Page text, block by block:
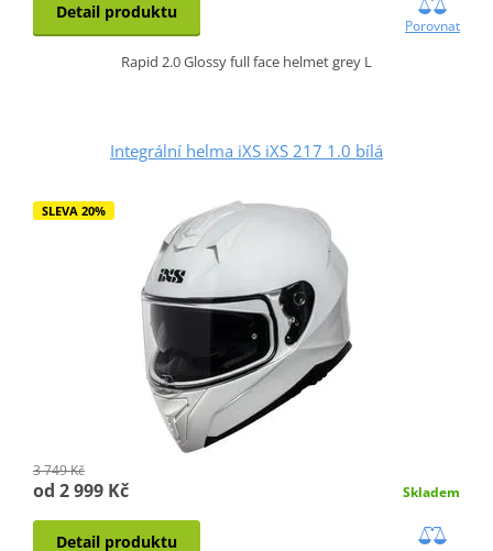
Detail produktu
Porovnat
Rapid 2.0 Glossy full face helmet grey L
Integrální helma iXS iXS 217 1.0 bílá
SLEVA 20%
3 749 Kč
od 2 999 Kč Skladem
Detail produktu